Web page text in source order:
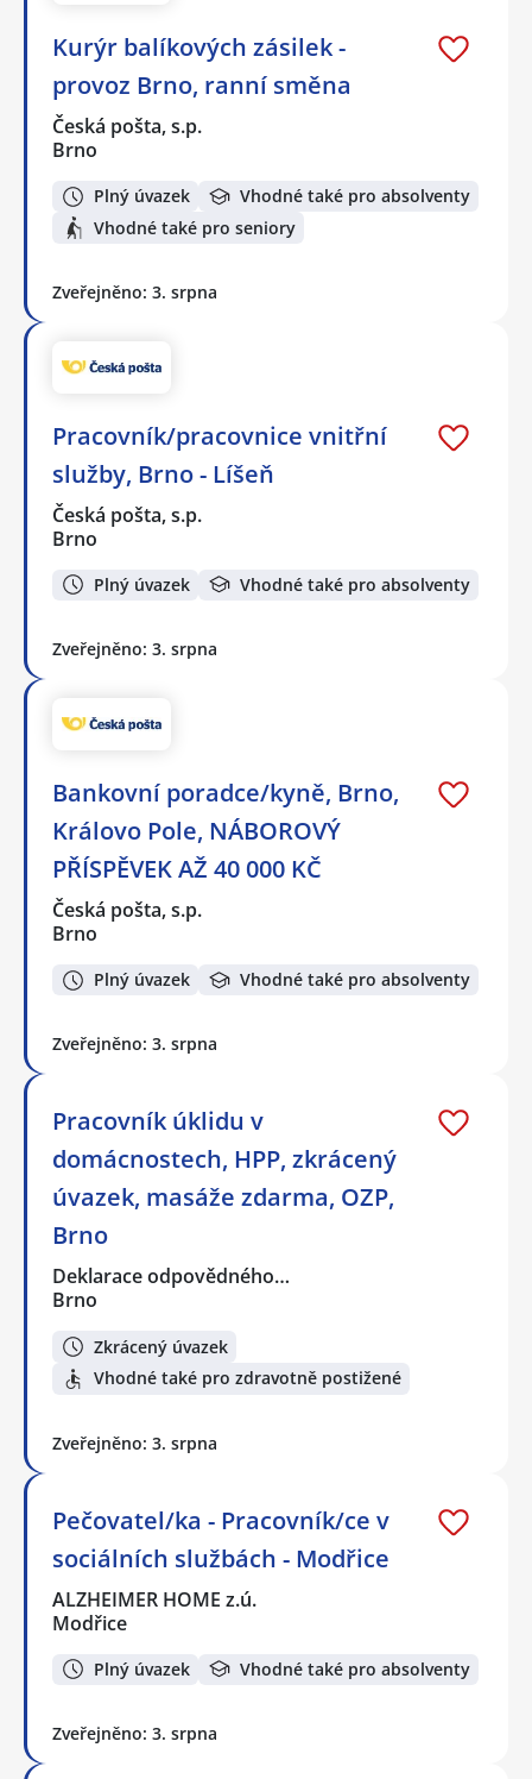
Kurýr balíkových zásilek -
provoz Brno, ranní směna
Česká pošta, s.p.
Brno
Plný úvazek
Vhodné také pro absolventy
Vhodné také pro seniory
Zveřejněno: 3. srpna
Pracovník/pracovnice vnitřní
služby, Brno - Líšeň
Česká pošta, s.p.
Brno
Plný úvazek Vhodné také pro absolventy
Zveřejněno: 3. srpna
Bankovní poradce/kyně, Brno,
Královo Pole, NÁBOROVÝ
PŘÍSPĚVEK AŽ 40 000 KČ
Česká pošta, s.p.
Brno
Plný úvazek Vhodné také pro absolventy
Zveřejněno: 3. srpna
Pracovník úklidu v
domácnostech, HPP, zkrácený
úvazek, masáže zdarma, OZP,
Brno
Deklarace odpovědného…
Brno
Zkrácený úvazek
Vhodné také pro zdravotně postižené
Zveřejněno: 3. srpna
Pečovatel/ka - Pracovník/ce v
sociálních službách - Modřice
ALZHEIMER HOME z.ú.
Modřice
Plný úvazek Vhodné také pro absolventy
Zveřejněno: 3. srpna